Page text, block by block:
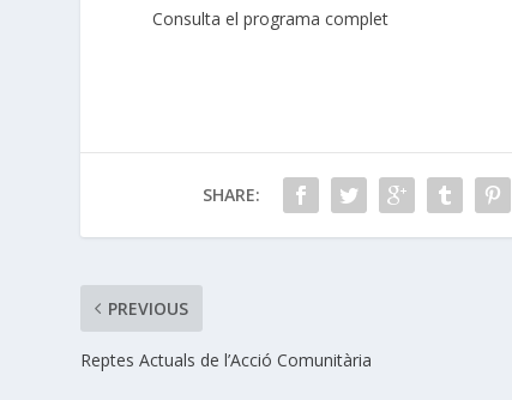
Consulta el programa complet
SHARE:
PREVIOUS
Reptes Actuals de l’Acció Comunitària